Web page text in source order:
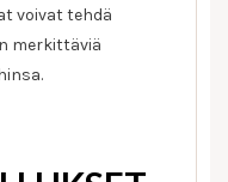
voivat tehdä
merkittäviä